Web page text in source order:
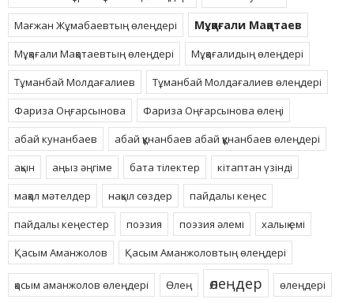
Мағжан Жұмабаевтың өлеңдері Мұқағали Мақатаев
Мұқағали Мақатаевтың өлеңдері
Мұқағалидың өлеңдері
Тұманбай Молдағалиев
Тұманбай Молдағалиев өлеңдері
Фариза Оңғарсынова
Фариза Оңғарсынова өлеңі
абай кунанбаев
абай құнанбаев абай құнанбаев өлеңдері
ақын
аңыз әңгіме бата тілектер
кітаптан үзінді
мақал мәтелдер
нақыл сөздер
пайдалы кеңес
пайдалы кеңестер
поэзия поэзия әлемі
халық емі
Қасым Аманжолов
Қасым Аманжоловтың өлеңдері
қасым аманжолов өлеңдері Өлең өлеңдер өлеңдері